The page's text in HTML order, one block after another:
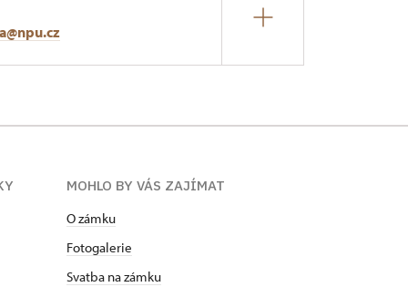
MOHLO BY VÁS ZAJÍMAT
O zámku
Fotogalerie
Svatba na zámku